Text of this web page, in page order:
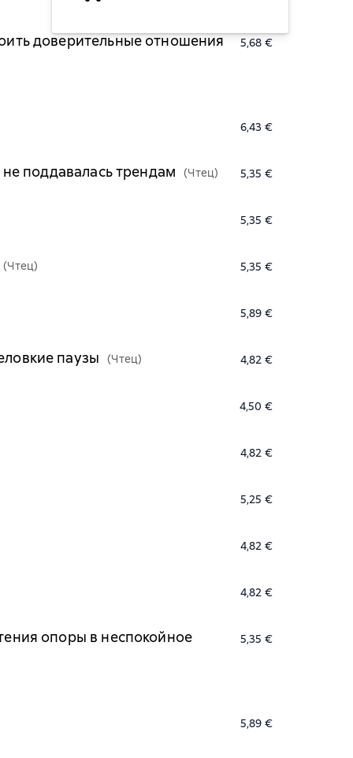
доверительные отношения
5,68 €
6,43 €
поддавалась трендам
(Чтец)
5,35 €
5,35 €
(Чтец)
5,35 €
5,89 €
паузы
(Чтец)
4,82 €
4,50 €
4,82 €
5,25 €
4,82 €
4,82 €
опоры в неспокойное
5,35 €
5,89 €